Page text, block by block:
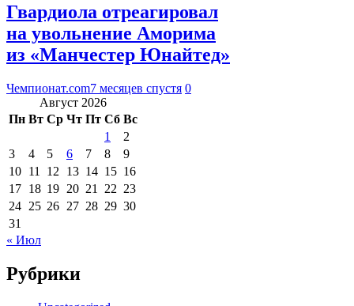
Гвардиола отреагировал
на увольнение Аморима
из «Манчестер Юнайтед»
Чемпионат.com7 месяцев спустя 0
Август 2026
Пн Вт Ср Чт Пт Сб Вс
1
2
3
4 5 6 7 8
9
10 11 12 13 14 15 16
17 18 19 20 21 22 23
24 25 26 27 28 29 30
31
« Июл
Рубрики